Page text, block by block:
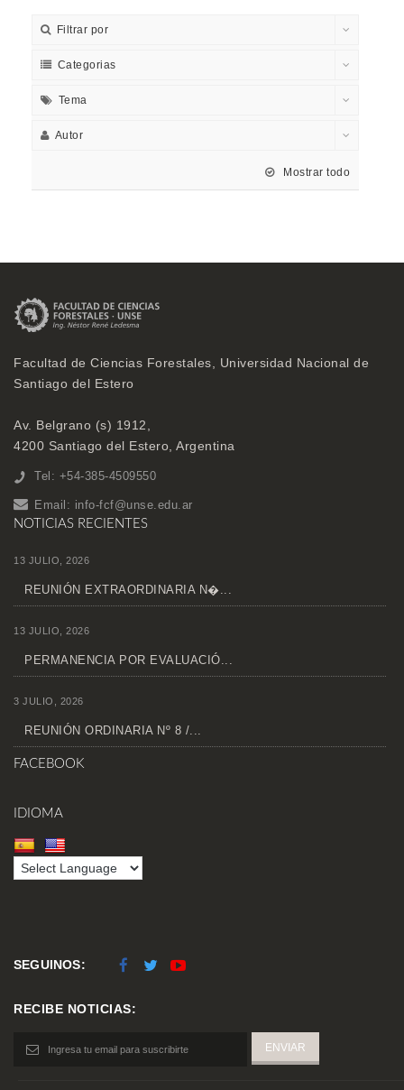
Filtrar por
Categorias
Tema
Autor
Mostrar todo
Facultad de Ciencias Forestales, Universidad Nacional de
Santiago del Estero
Av. Belgrano (s) 1912,
4200 Santiago del Estero, Argentina
Tel: +54-385-4509550
Email: info-fcf@unse.edu.ar
NOTICIAS RECIENTES
13 JULIO, 2026
REUNIÓN EXTRAORDINARIA N�...
13 JULIO, 2026
PERMANENCIA POR EVALUACIÓ...
3 JULIO, 2026
REUNIÓN ORDINARIA Nº 8 /...
FACEBOOK
IDIOMA
SEGUINOS:
RECIBE NOTICIAS: